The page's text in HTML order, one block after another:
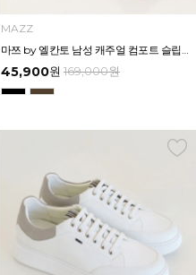
MAZZ
마쯔 by 엘칸토 남성 캐주얼 컴포트 슬립온 3cm LCMS63M613
45,900원 169,000원